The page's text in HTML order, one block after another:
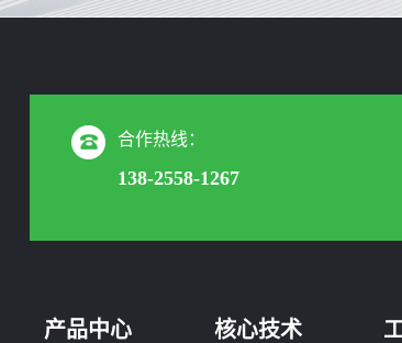
合作热线：
138-2558-1267
产品中心 核心技术